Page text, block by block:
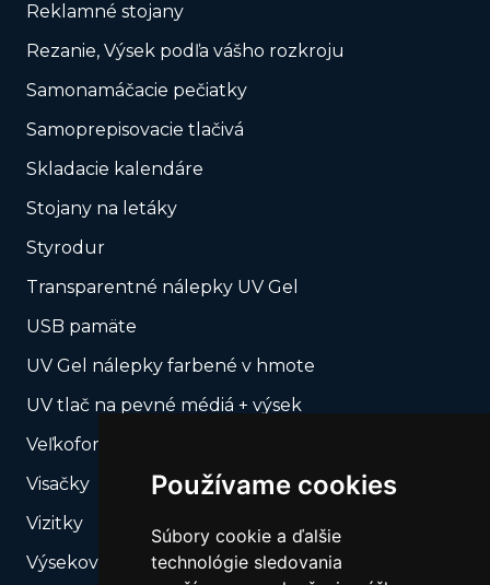
Používame cookies
Súbory cookie a ďalšie
technológie sledovania
Reklamné stojany
Rezanie, Výsek podľa vášho rozkroju
Samonamáčacie pečiatky
Samoprepisovacie tlačivá
Skladacie kalendáre
Stojany na letáky
Styrodur
Transparentné nálepky UV Gel
USB pamäte
UV Gel nálepky farbené v hmote
UV tlač na pevné médiá + výsek
Veľkoformátová tlač
Visačky
Vizitky
Výsekové produkty – Naše výsekové formy